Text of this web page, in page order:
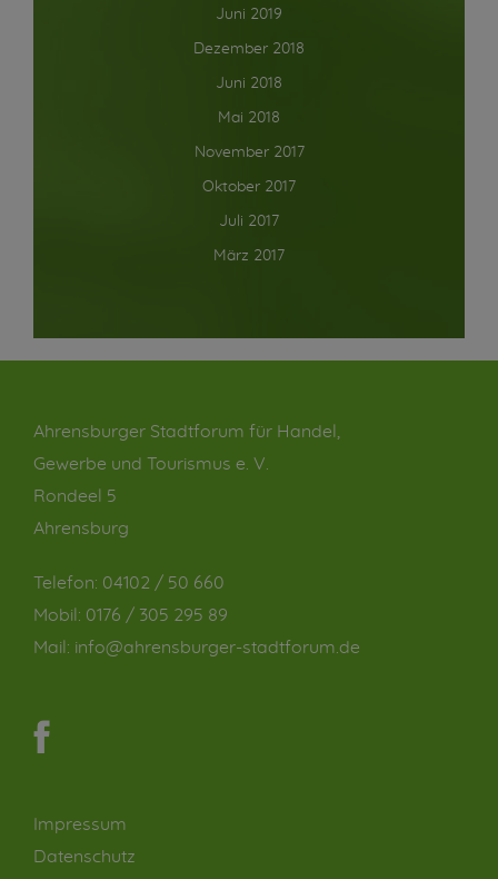
Juni 2019
Dezember 2018
Juni 2018
Mai 2018
November 2017
Oktober 2017
Juli 2017
März 2017
Ahrensburger Stadtforum für Handel,
Gewerbe und Tourismus e. V.
Rondeel 5
Ahrensburg
Telefon: 04102 / 50 660
Mobil: 0176 / 305 295 89
Mail: info@ahrensburger-stadtforum.de
Impressum
Datenschutz